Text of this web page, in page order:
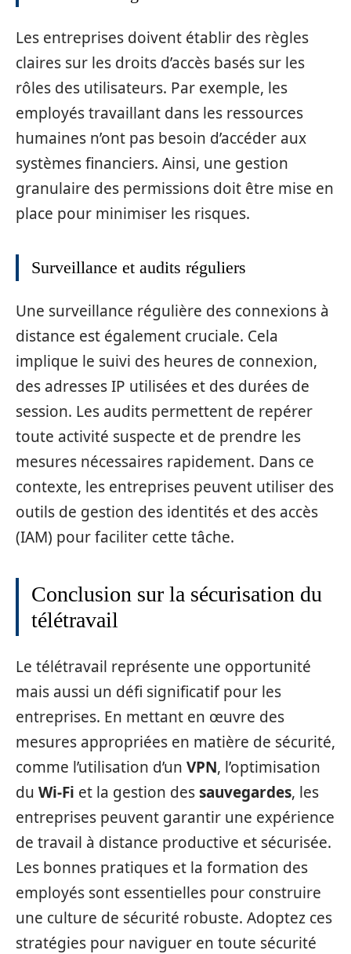
Les entreprises doivent établir des règles
claires sur les droits d’accès basés sur les
rôles des utilisateurs. Par exemple, les
employés travaillant dans les ressources
humaines n’ont pas besoin d’accéder aux
systèmes financiers. Ainsi, une gestion
granulaire des permissions doit être mise en
place pour minimiser les risques.
Surveillance et audits réguliers
Une surveillance régulière des connexions à
distance est également cruciale. Cela
implique le suivi des heures de connexion,
des adresses IP utilisées et des durées de
session. Les audits permettent de repérer
toute activité suspecte et de prendre les
mesures nécessaires rapidement. Dans ce
contexte, les entreprises peuvent utiliser des
outils de gestion des identités et des accès
(IAM) pour faciliter cette tâche.
Conclusion sur la sécurisation du
télétravail
Le télétravail représente une opportunité
mais aussi un défi significatif pour les
entreprises. En mettant en œuvre des
mesures appropriées en matière de sécurité,
comme l’utilisation d’un VPN, l’optimisation
du Wi-Fi et la gestion dessauvegardes, les
entreprises peuvent garantir une expérience
de travail à distance productive et sécurisée.
Les bonnes pratiques et la formation des
employés sont essentielles pour construire
une culture de sécurité robuste. Adoptez ces
stratégies pour naviguer en toute sécurité